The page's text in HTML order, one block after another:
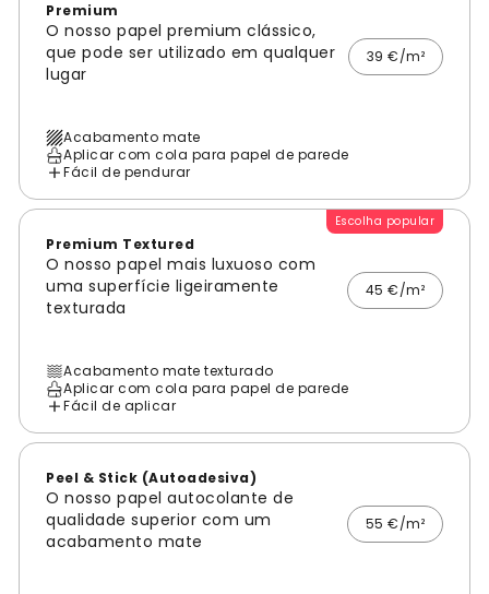
Premium
O nosso papel premium clássico,
que pode ser utilizado em qualquer
lugar
39 €/m²
Acabamento mate
Aplicar com cola para papel de parede
Fácil de pendurar
Escolha popular
Premium Textured
O nosso papel mais luxuoso com
uma superfície ligeiramente
texturada
45 €/m²
Acabamento mate texturado
Aplicar com cola para papel de parede
Fácil de aplicar
Peel & Stick (Autoadesiva)
O nosso papel autocolante de
qualidade superior com um
acabamento mate
55 €/m²